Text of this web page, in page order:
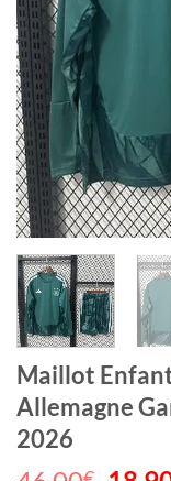
Maillot
Allemagne
2026